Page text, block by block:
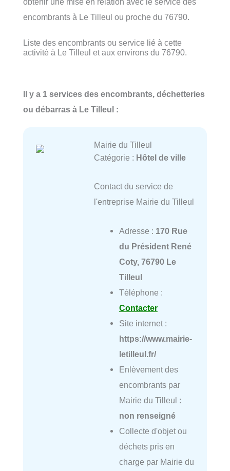
encombrants à Le Tilleul ou proche du 76790.
Liste des encombrants ou service lié à cette
activité à Le Tilleul et aux environs du 76790.
Il y a 1 services des encombrants, déchetteries
ou débarras à Le Tilleul :
Mairie du Tilleul
Catégorie : Hôtel de ville
Contact du service de
l'entreprise Mairie du Tilleul
Adresse : 170 Rue
du Président René
Coty, 76790 Le
Tilleul
Téléphone :
Contacter
Site internet :
https://www.mairie-
letilleul.fr/
Enlèvement des
encombrants par
Mairie du Tilleul :
non renseigné
Collecte d'objet ou
déchets pris en
charge par Mairie du